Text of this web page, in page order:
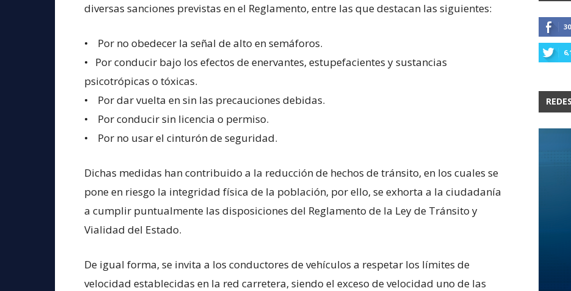
diversas sanciones previstas en el Reglamento, entre las que destacan las siguientes:
• Por no obedecer la señal de alto en semáforos.
• Por conducir bajo los efectos de enervantes, estupefacientes y sustancias
psicotrópicas o tóxicas.
• Por dar vuelta en sin las precauciones debidas.
• Por conducir sin licencia o permiso.
• Por no usar el cinturón de seguridad.
Dichas medidas han contribuido a la reducción de hechos de tránsito, en los cuales se
pone en riesgo la integridad física de la población, por ello, se exhorta a la ciudadanía
a cumplir puntualmente las disposiciones del Reglamento de la Ley de Tránsito y
Vialidad del Estado.
De igual forma, se invita a los conductores de vehículos a respetar los límites de
velocidad establecidas en la red carretera, siendo el exceso de velocidad uno de las